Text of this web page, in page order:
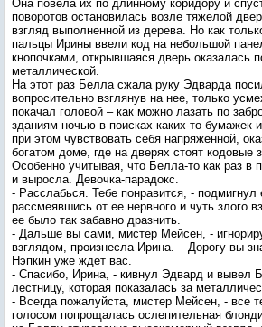
Она повела их по длинному коридору и
поворотов остановилась возле тяжелой
взгляд выполненной из дерева. Но как
пальцы Ирины ввели код на небольшой
кнопочками, открывшаяся дверь оказалась
металлической.
На этот раз Белла сжала руку Эдварда
вопросительно взглянув на нее, только
покачал головой – как можно лазать по
зданиям ночью в поисках каких-то бумажек
при этом чувствовать себя напряженной,
богатом доме, где на дверях стоят кодовые
Особенно учитывая, что Белла-то как раз в
и выросла. Девочка-парадокс.
- Расслабься. Тебе понравится, - подмигнул
рассмеявшись от ее нервного и чуть злого
ее было так забавно дразнить.
- Дальше вы сами, мистер Мейсен, -
взглядом, произнесла Ирина. – Дорогу вы
Нэпкин уже ждет вас.
- Спасибо, Ирина, - кивнул Эдвард и вывел
лестницу, которая показалась за
- Всегда пожалуйста, мистер Мейсен, - все
голосом попрощалась ослепительная